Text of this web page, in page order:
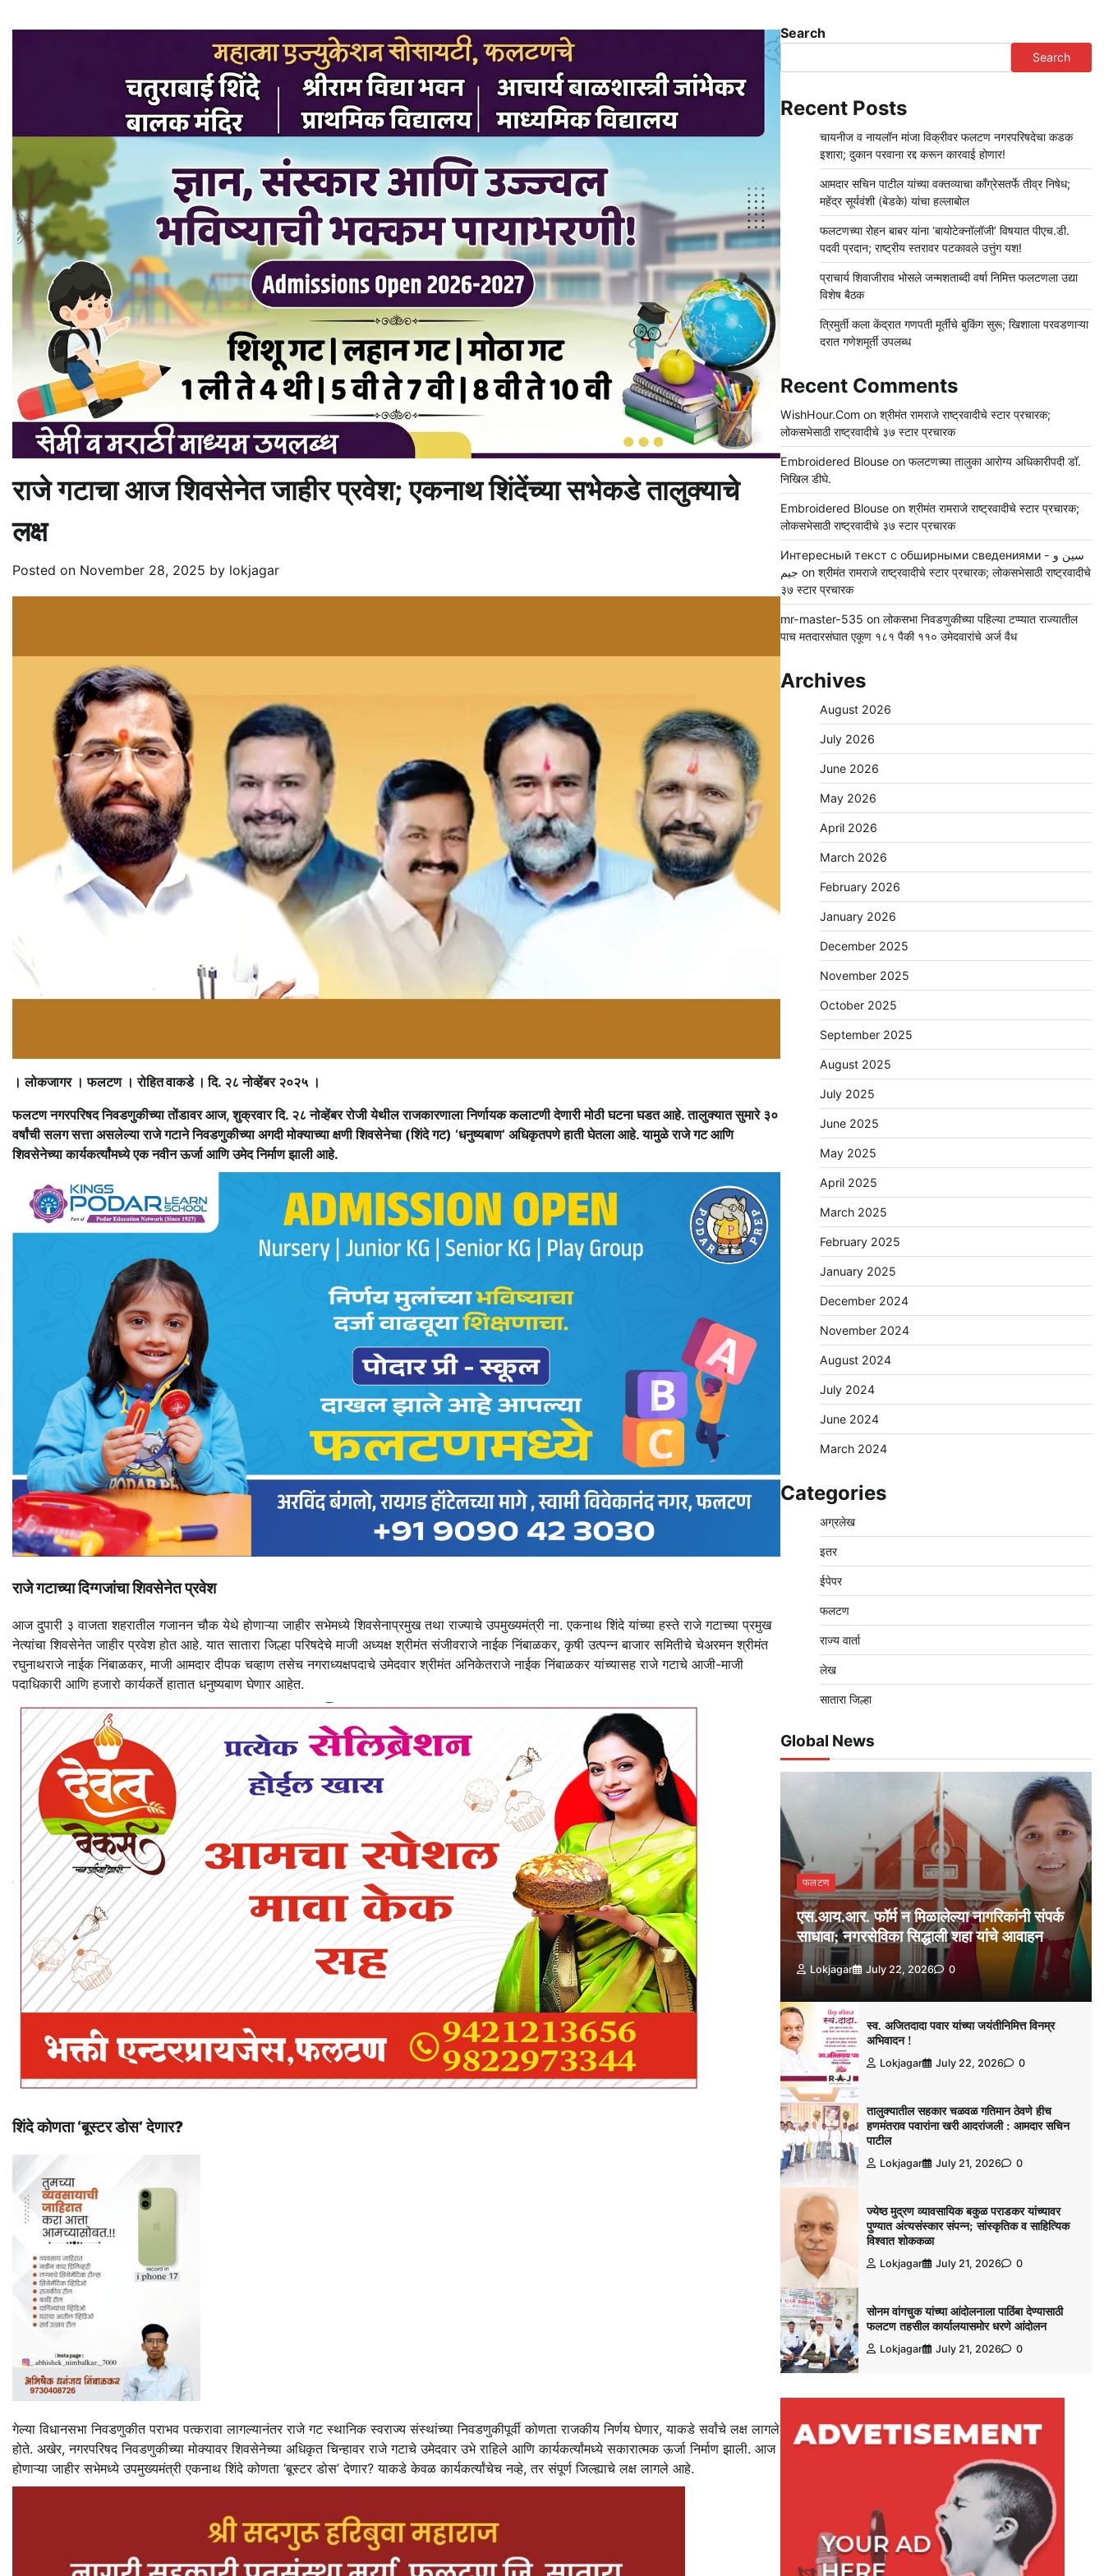
राजे गटाचा आज शिवसेनेत जाहीर प्रवेश; एकनाथ शिंदेंच्या सभेकडे तालुक्याचे
लक्ष
Posted on November 28, 2025 by lokjagar
। लोकजागर । फलटण ।रोहित वाकडे ।दि. २८ नोव्हेंबर २०२५ ।
फलटण नगरपरिषद निवडणुकीच्या तोंडावर आज, शुक्रवार दि. २८ नोव्हेंबर रोजी येथील राजकारणाला निर्णायक कलाटणी देणारी मोठी घटना घडत आहे. तालुक्यात सुमारे ३०
वर्षांची सलग सत्ता असलेल्या राजे गटाने निवडणुकीच्या अगदी मोक्याच्या क्षणी शिवसेनेचा (शिंदे गट) ‘धनुष्यबाण’ अधिकृतपणे हाती घेतला आहे. यामुळे राजे गट आणि
शिवसेनेच्या कार्यकर्त्यांमध्ये एक नवीन ऊर्जा आणि उमेद निर्माण झाली आहे.
राजे गटाच्या दिग्गजांचा शिवसेनेत प्रवेश
आज दुपारी ३ वाजता शहरातील गजानन चौक येथे होणाऱ्या जाहीर सभेमध्ये शिवसेनाप्रमुख तथा राज्याचे उपमुख्यमंत्री ना. एकनाथ शिंदे यांच्या हस्ते राजे गटाच्या प्रमुख
नेत्यांचा शिवसेनेत जाहीर प्रवेश होत आहे. यात सातारा जिल्हा परिषदेचे माजी अध्यक्ष श्रीमंत संजीवराजे नाईक निंबाळकर, कृषी उत्पन्न बाजार समितीचे चेअरमन श्रीमंत
रघुनाथराजे नाईक निंबाळकर, माजी आमदार दीपक चव्हाण तसेच नगराध्यक्षपदाचे उमेदवार श्रीमंत अनिकेतराजे नाईक निंबाळकर यांच्यासह राजे गटाचे आजी-माजी
पदाधिकारी आणि हजारो कार्यकर्ते हातात धनुष्यबाण घेणार आहेत.
शिंदे कोणता ‘बूस्टर डोस’ देणार?
गेल्या विधानसभा निवडणुकीत पराभव पत्करावा लागल्यानंतर राजे गट स्थानिक स्वराज्य संस्थांच्या निवडणुकीपूर्वी कोणता राजकीय निर्णय घेणार, याकडे सर्वांचे लक्ष लागले
होते. अखेर, नगरपरिषद निवडणुकीच्या मोक्यावर शिवसेनेच्या अधिकृत चिन्हावर राजे गटाचे उमेदवार उभे राहिले आणि कार्यकर्त्यांमध्ये सकारात्मक ऊर्जा निर्माण झाली. आज
होणाऱ्या जाहीर सभेमध्ये उपमुख्यमंत्री एकनाथ शिंदे कोणता ‘बूस्टर डोस’ देणार? याकडे केवळ कार्यकर्त्यांचेच नव्हे, तर संपूर्ण जिल्ह्याचे लक्ष लागले आहे.
Search
Search
Recent Posts
चायनीज व नायलॉन मांजा विक्रीवर फलटण नगरपरिषदेचा कडक
इशारा; दुकान परवाना रद्द करून कारवाई होणार!
आमदार सचिन पाटील यांच्या वक्तव्याचा काँग्रेसतर्फे तीव्र निषेध;
महेंद्र सूर्यवंशी (बेडके) यांचा हल्लाबोल
फलटणच्या रोहन बाबर यांना ‘बायोटेक्नॉलॉजी’ विषयात पीएच.डी.
पदवी प्रदान; राष्ट्रीय स्तरावर पटकावले उत्तुंग यश!
प्राचार्य शिवाजीराव भोसले जन्मशताब्दी वर्षा निमित्त फलटणला उद्या
विशेष बैठक
त्रिमुर्ती कला केंद्रात गणपती मूर्तींचे बुकिंग सुरू; खिशाला परवडणाऱ्या
दरात गणेशमूर्ती उपलब्ध
Recent Comments
WishHour.Comon श्रीमंत रामराजे राष्ट्रवादीचे स्टार प्रचारक;
लोकसभेसाठी राष्ट्रवादीचे ३७ स्टार प्रचारक
Embroidered Blouseon फलटणच्या तालुका आरोग्य अधिकारीपदी डॉ.
निखिल डीघे.
Embroidered Blouseon श्रीमंत रामराजे राष्ट्रवादीचे स्टार प्रचारक;
लोकसभेसाठी राष्ट्रवादीचे ३७ स्टार प्रचारक
Интересный текст с обширными сведениями - سين و
جيم on श्रीमंत रामराजे राष्ट्रवादीचे स्टार प्रचारक; लोकसभेसाठी राष्ट्रवादीचे
३७ स्टार प्रचारक
mr-master-535 on लोकसभा निवडणुकीच्या पहिल्या टप्प्यात राज्यातील
पाच मतदारसंघात एकूण १८१ पैकी ११० उमेदवारांचे अर्ज वैध
Archives
August 2026
July 2026
June 2026
May 2026
April 2026
March 2026
February 2026
January 2026
December 2025
November 2025
October 2025
September 2025
August 2025
July 2025
June 2025
May 2025
April 2025
March 2025
February 2025
January 2025
December 2024
November 2024
August 2024
July 2024
June 2024
March 2024
Categories
अग्रलेख
इतर
ईपेपर
फलटण
राज्य वार्ता
लेख
सातारा जिल्हा
Global News
फलटण
एस.आय.आर. फॉर्म न मिळालेल्या नागरिकांनी संपर्क
साधावा; नगरसेविका सिद्धाली शहा यांचे आवाहन
Lokjagar July 22, 2026 0
स्व. अजितदादा पवार यांच्या जयंतीनिमित्त विनम्र
अभिवादन !
Lokjagar July 22, 2026 0
तालुक्यातील सहकार चळवळ गतिमान ठेवणे हीच
हणमंतराव पवारांना खरी आदरांजली : आमदार सचिन
पाटील
Lokjagar July 21, 2026 0
ज्येष्ठ मुद्रण व्यावसायिक बकुळ पराडकर यांच्यावर
पुण्यात अंत्यसंस्कार संपन्न; सांस्कृतिक व साहित्यिक
विश्‍वात शोककळा
Lokjagar July 21, 2026 0
सोनम वांगचुक यांच्या आंदोलनाला पाठिंबा देण्यासाठी
फलटण तहसील कार्यालयासमोर धरणे आंदोलन
Lokjagar July 21, 2026 0